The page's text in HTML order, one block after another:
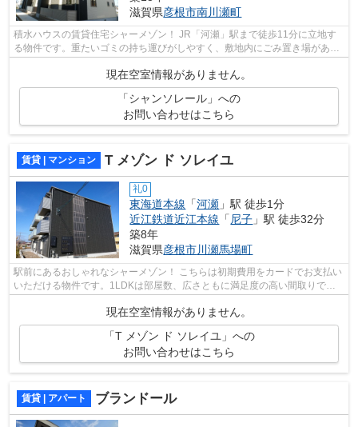
滋賀県彦根市南川瀬町
積水ハウスの賃貸住宅シャーメゾン！ JR「河瀬」駅まで徒歩11分に立地す
る物件です。重たいゴミの持ち運びがしやすく、敷地内にごみ置き場があり
ます。平成25年築の物件です。ネット...
現在空室情報がありません。
「シャンソレール」への
お問い合わせはこちら
賃貸 | マンション T メゾン ド ソレイユ
礼0
東海道本線 「河瀬 」駅 徒歩1分
近江鉄道近江本線 「尼子 」駅 徒歩32分
築8年
滋賀県彦根市川瀬馬場町
駅前にあるおしゃれなシャーメゾン！ こちらは初期費用をカードでお支払い
いただける物件です。1LDKは部屋数、広さともに満足度の高い間取りで
現在空室情報がありません。
「T メゾン ド ソレイユ」への
お問い合わせはこちら
賃貸 | アパート ブランドール